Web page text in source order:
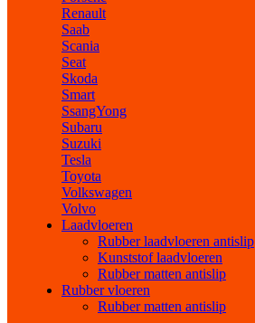
Renault
Saab
Scania
Seat
Skoda
Smart
SsangYong
Subaru
Suzuki
Tesla
Toyota
Volkswagen
Volvo
Laadvloeren
Rubber laadvloeren antislip
Kunststof laadvloeren
Rubber matten antislip
Rubber vloeren
Rubber matten antislip